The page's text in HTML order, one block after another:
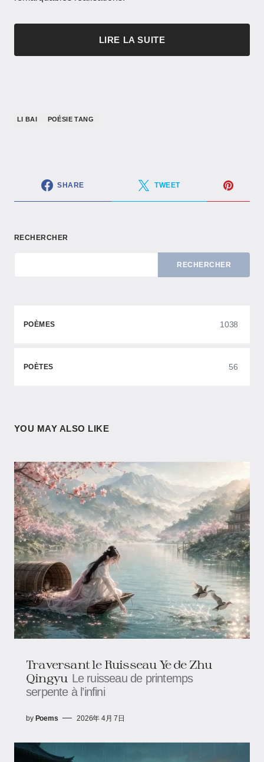
LIRE LA SUITE
LI BAI POÉSIE TANG
SHARE TWEET
RECHERCHER
RECHERCHER
POÈMES 1038
POÈTES 56
YOU MAY ALSO LIKE
Traversant le Ruisseau Ye de Zhu
Qingyu Le ruisseau de printemps
serpente à l’infini
by Poems 2026年 4月 7日